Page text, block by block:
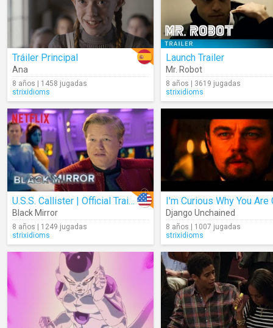
Tráiler Principal
Ana
8 años | 1458 jugadas
strixidioms
Launch Trailer
Mr. Robot
8 años | 3619 jugadas
strixidioms
U.S.S. Callister | Official Trailer
Black Mirror
8 años | 1249 jugadas
strixidioms
Django Unchained
8 años | 1007 jugadas
strixidioms